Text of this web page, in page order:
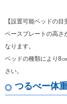
【設置可能ベッドの目
ベースプレートの高さ
なります。
ベッドの種類により8
さい。
つるべー体